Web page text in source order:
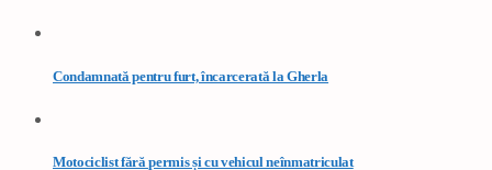
Condamnată pentru furt, încarcerată la Gherla
Motociclist fără permis și cu vehicul neînmatriculat